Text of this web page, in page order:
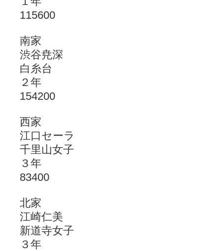
115600
南家
渋谷尭深
白糸台
２年
154200
西家
江口セーラ
千里山女子
３年
83400
北家
江崎仁美
新道寺女子
３年